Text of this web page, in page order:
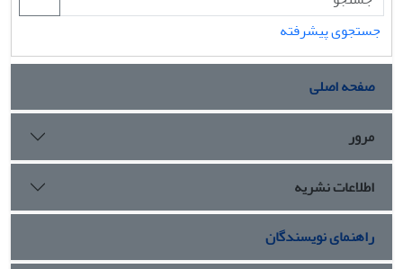
جستجوی پیشرفته
صفحه اصلی
مرور
اطلاعات نشریه
راهنمای نویسندگان